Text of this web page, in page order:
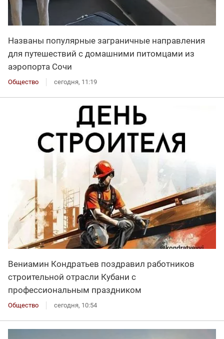
Названы популярные заграничные направления
для путешествий с домашними питомцами из
аэропорта Сочи
Общество сегодня, 11:19
Вениамин Кондратьев поздравил работников
строительной отрасли Кубани с
профессиональным праздником
Общество сегодня, 10:54